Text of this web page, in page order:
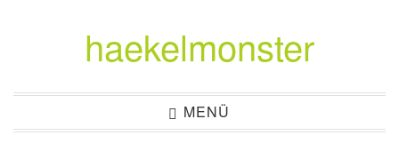
haekelmonster
MENÜ